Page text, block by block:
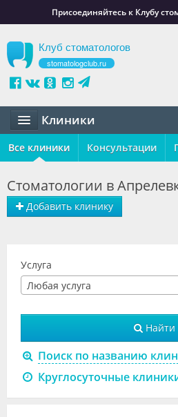
Присоединяйтесь к Клубу
Клуб стоматологов
stomatologclub.ru
Клиники
Статьи
Обучение
Резюме
Объявления
Форум
Клиники
Все клиники Консультации
Добавить клинику
Стоматологии в
Услуга
Любая услуга
Найти
Поиск по названию
Круглосуточные